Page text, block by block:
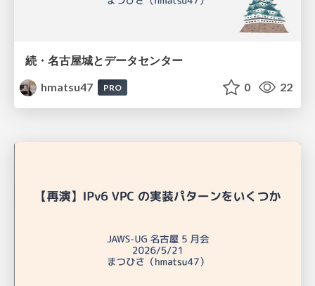
続・名古屋城とデータセンター
hmatsu47
PRO 0 22